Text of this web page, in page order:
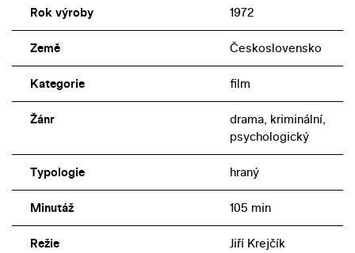
působícího snímku se objevila slovenská televizní
hlasatelka Jarmila Košťová.
Rok výroby 1972
Země Československo
Kategorie film
Žánr
drama, kriminální,
psychologický
Typologie hraný
Minutáž 105 min
Režie Jiří Krejčík